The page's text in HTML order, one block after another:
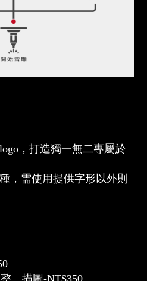
logo ，打造獨一無二專屬於
，需使用提供字形以外則
、描圖-NT$350